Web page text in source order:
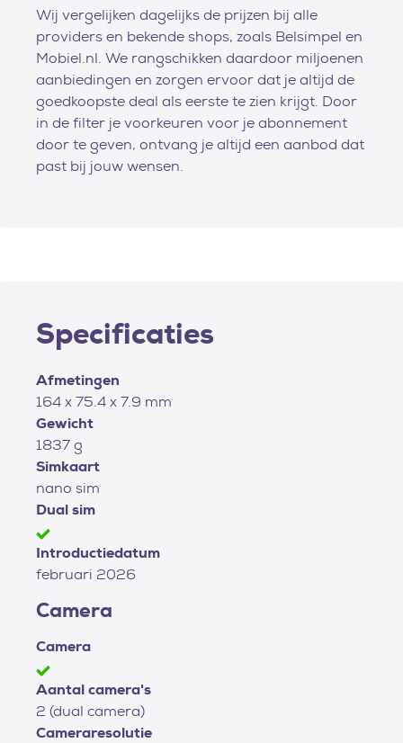
Wij vergelijken dagelijks de prijzen bij alle
providers en bekende shops, zoals Belsimpel en
Mobiel.nl. We rangschikken daardoor miljoenen
aanbiedingen en zorgen ervoor dat je altijd de
goedkoopste deal als eerste te zien krijgt. Door
in de filter je voorkeuren voor je abonnement
door te geven, ontvang je altijd een aanbod dat
past bij jouw wensen.
Specificaties
Afmetingen
164 x 75.4 x 7.9 mm
Gewicht
1837 g
Simkaart
nano sim
Dual sim
Introductiedatum
februari 2026
Camera
Camera
Aantal camera's
2 (dual camera)
Cameraresolutie